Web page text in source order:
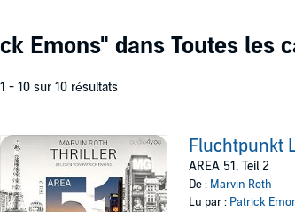
Emons" dans Toutes les
1 - 10 sur 10 résultats
Fluchtpunkt
AREA 51, Teil 2
De : Marvin Roth
Lu par : Patrick